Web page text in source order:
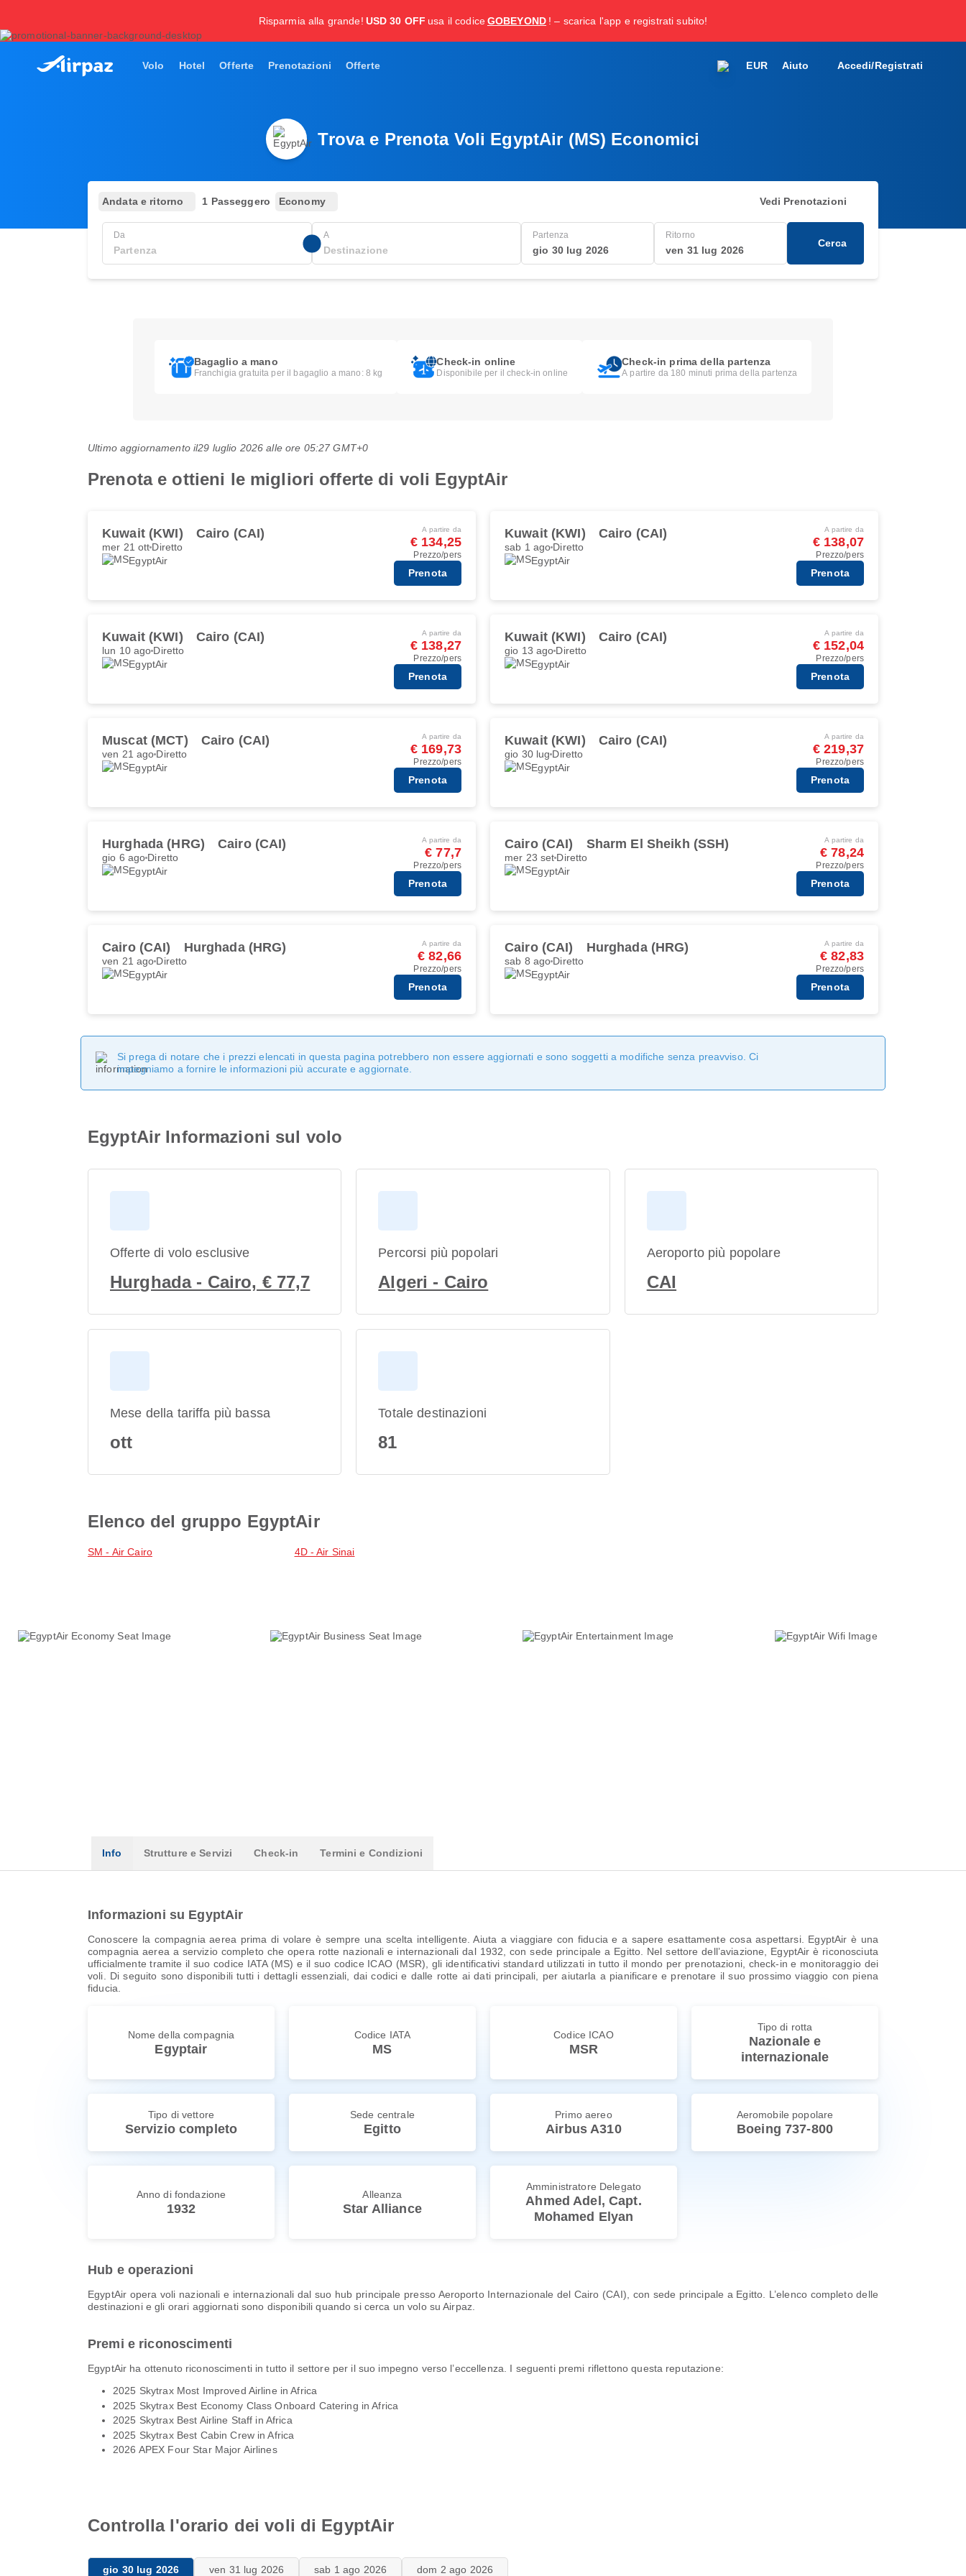
Risparmia alla grande! USD 30 OFF usa il codiceGOBEYOND ! – scarica l'app e registrati subito!
Volo Hotel Offerte Prenotazioni Offerte EUR Aiuto Accedi/Registrati
Trova e Prenota Voli EgyptAir (MS) Economici
Andata e ritorno 1 Passeggero Economy Vedi Prenotazioni
Da A Partenza
gio 30 lug 2026
Ritorno
ven 31 lug 2026
Cerca
Bagaglio a mano
Franchigia gratuita per il bagaglio a mano: 8 kg
Check-in online
Disponibile per il check-in online
Check-in prima della partenza
A partire da 180 minuti prima della partenza
Ultimo aggiornamento il29 luglio 2026 alle ore 05:27 GMT+0
Prenota e ottieni le migliori offerte di voli EgyptAir
Kuwait (KWI) Cairo (CAI)
mer 21 ott Diretto
EgyptAir
A partire da
€ 134,25
Prezzo/pers
Prenota
Kuwait (KWI) Cairo (CAI)
sab 1 ago Diretto
EgyptAir
A partire da
€ 138,07
Prezzo/pers
Prenota
Kuwait (KWI) Cairo (CAI)
lun 10 ago Diretto
EgyptAir
A partire da
€ 138,27
Prezzo/pers
Prenota
Kuwait (KWI) Cairo (CAI)
gio 13 ago Diretto
EgyptAir
A partire da
€ 152,04
Prezzo/pers
Prenota
Muscat (MCT) Cairo (CAI)
ven 21 ago Diretto
EgyptAir
A partire da
€ 169,73
Prezzo/pers
Prenota
Kuwait (KWI) Cairo (CAI)
gio 30 lug Diretto
EgyptAir
A partire da
€ 219,37
Prezzo/pers
Prenota
Hurghada (HRG) Cairo (CAI)
gio 6 ago Diretto
EgyptAir
A partire da
€ 77,7
Prezzo/pers
Prenota
Cairo (CAI) Sharm El Sheikh (SSH)
mer 23 set Diretto
EgyptAir
A partire da
€ 78,24
Prezzo/pers
Prenota
Cairo (CAI) Hurghada (HRG)
ven 21 ago Diretto
EgyptAir
A partire da
€ 82,66
Prezzo/pers
Prenota
Cairo (CAI) Hurghada (HRG)
sab 8 ago Diretto
EgyptAir
A partire da
€ 82,83
Prezzo/pers
Prenota
Si prega di notare che i prezzi elencati in questa pagina potrebbero non essere aggiornati e sono soggetti a modifiche senza preavviso. Ci
impegniamo a fornire le informazioni più accurate e aggiornate.
EgyptAir Informazioni sul volo
Offerte di volo esclusive
Hurghada - Cairo, € 77,7
Percorsi più popolari
Algeri - Cairo
Aeroporto più popolare
CAI
Mese della tariffa più bassa
ott
Totale destinazioni
81
Elenco del gruppo EgyptAir
SM - Air Cairo 4D - Air Sinai
Info Strutture e Servizi Check-in Termini e Condizioni
Informazioni su EgyptAir
Conoscere la compagnia aerea prima di volare è sempre una scelta intelligente. Aiuta a viaggiare con fiducia e a sapere esattamente cosa aspettarsi. EgyptAir è una
compagnia aerea a servizio completo che opera rotte nazionali e internazionali dal 1932, con sede principale a Egitto. Nel settore dell’aviazione, EgyptAir è riconosciuta
ufficialmente tramite il suo codice IATA (MS) e il suo codice ICAO (MSR), gli identificativi standard utilizzati in tutto il mondo per prenotazioni, check-in e monitoraggio dei
voli. Di seguito sono disponibili tutti i dettagli essenziali, dai codici e dalle rotte ai dati principali, per aiutarla a pianificare e prenotare il suo prossimo viaggio con piena
fiducia.
Nome della compagnia
Egyptair
Codice IATA
MS
Codice ICAO
MSR
Tipo di rotta
Nazionale e
internazionale
Tipo di vettore
Servizio completo
Sede centrale
Egitto
Primo aereo
Airbus A310
Aeromobile popolare
Boeing 737-800
Anno di fondazione
1932
Alleanza
Star Alliance
Amministratore Delegato
Ahmed Adel, Capt.
Mohamed Elyan
Hub e operazioni
EgyptAir opera voli nazionali e internazionali dal suo hub principale presso Aeroporto Internazionale del Cairo (CAI), con sede principale a Egitto. L’elenco completo delle
destinazioni e gli orari aggiornati sono disponibili quando si cerca un volo su Airpaz.
Premi e riconoscimenti
EgyptAir ha ottenuto riconoscimenti in tutto il settore per il suo impegno verso l’eccellenza. I seguenti premi riflettono questa reputazione:
2025 Skytrax Most Improved Airline in Africa
2025 Skytrax Best Economy Class Onboard Catering in Africa
2025 Skytrax Best Airline Staff in Africa
2025 Skytrax Best Cabin Crew in Africa
2026 APEX Four Star Major Airlines
Controlla l'orario dei voli di EgyptAir
gio 30 lug 2026 ven 31 lug 2026 sab 1 ago 2026 dom 2 ago 2026